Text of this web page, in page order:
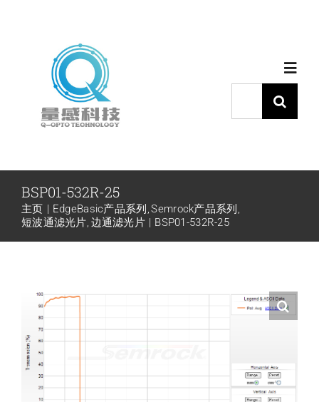
产品中心
代理品牌
下载中心
新闻和活动
索：
BSP01-532R-25
主页 EdgeBasic产品系列 Semrock产品系列
短波通滤光片 边通滤光片 BSP01-532R-25